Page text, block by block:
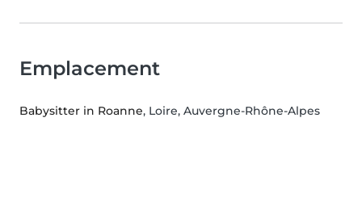
Emplacement
Babysitter in Roanne, Loire, Auvergne-Rhône-Alpes